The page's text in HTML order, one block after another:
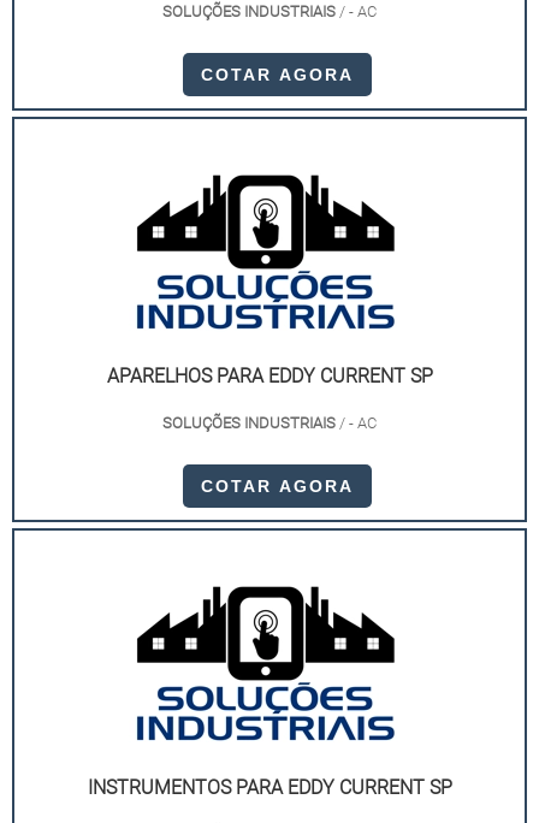
SOLUÇÕES INDUSTRIAIS / - AC
COTAR AGORA
APARELHOS PARA EDDY CURRENT SP
SOLUÇÕES INDUSTRIAIS / - AC
COTAR AGORA
INSTRUMENTOS PARA EDDY CURRENT SP